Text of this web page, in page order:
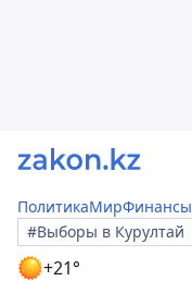
ПолитикаМирФинансы
#Выборы в Курултай
+21°